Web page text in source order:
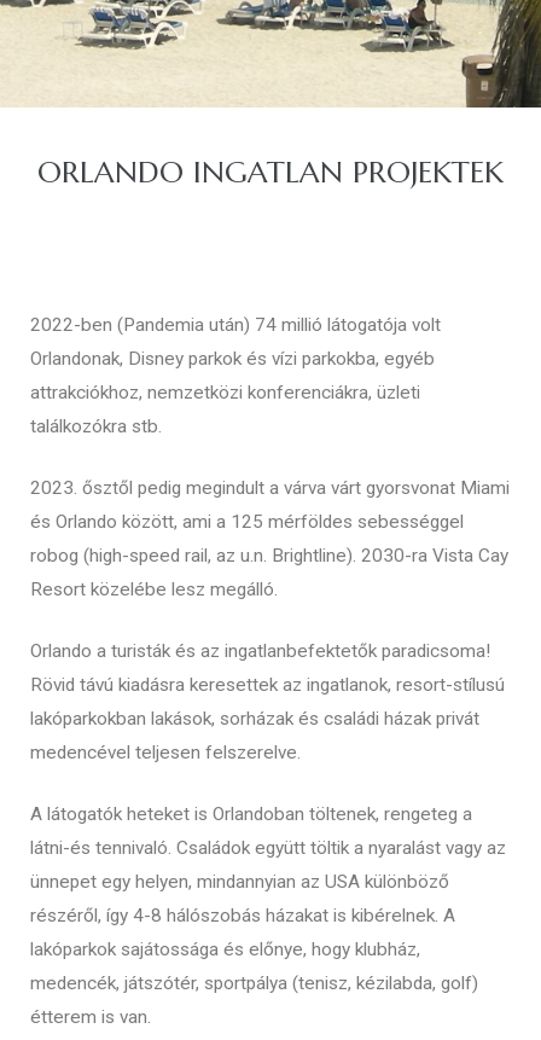
ORLANDO INGATLAN PROJEKTEK
2022-ben (Pandemia után) 74 millió látogatója volt
Orlandonak, Disney parkok és vízi parkokba, egyéb
attrakciókhoz, nemzetközi konferenciákra, üzleti
találkozókra stb.
2023. ősztől pedig megindult a várva várt gyorsvonat Miami
és Orlando között, ami a 125 mérföldes sebességgel
robog (high-speed rail, az u.n. Brightline). 2030-ra Vista Cay
Resort közelébe lesz megálló.
Orlando a turisták és az ingatlanbefektetők paradicsoma!
Rövid távú kiadásra keresettek az ingatlanok, resort-stílusú
lakóparkokban lakások, sorházak és családi házak privát
medencével teljesen felszerelve.
A látogatók heteket is Orlandoban töltenek, rengeteg a
látni-és tennivaló. Családok együtt töltik a nyaralást vagy az
ünnepet egy helyen, mindannyian az USA különböző
részéről, így 4-8 hálószobás házakat is kibérelnek. A
lakóparkok sajátossága és előnye, hogy klubház,
medencék, játszótér, sportpálya (tenisz, kézilabda, golf)
étterem is van.